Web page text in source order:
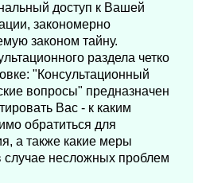
доступ к Вашей
закономерно
законом тайну.
раздела четко
"Консультационный
вопросы" предназначен
Вас - к каким
обратиться для
а также какие меры
случае несложных проблем